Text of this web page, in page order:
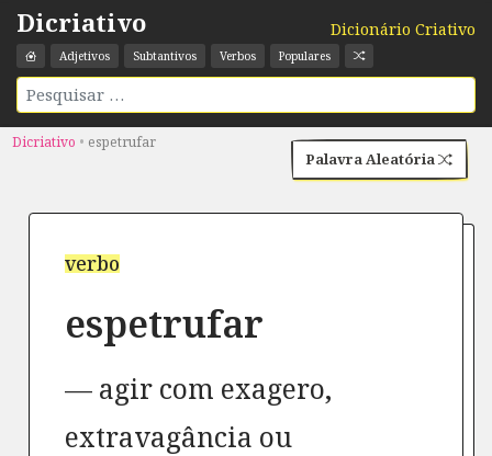
Dicriativo Dicionário Criativo
Adjetivos Subtantivos Verbos Populares
Dicriativo • espetrufar
Palavra Aleatória
verbo
espetrufar
agir com exagero,
extravagância ou